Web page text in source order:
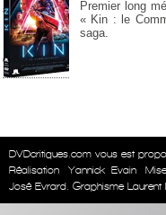
Premier long
« Kin : le
saga.
DVDcritiques.com vous est
Réalisation
Yannick Evain
José Evrard. Graphisme Laurent